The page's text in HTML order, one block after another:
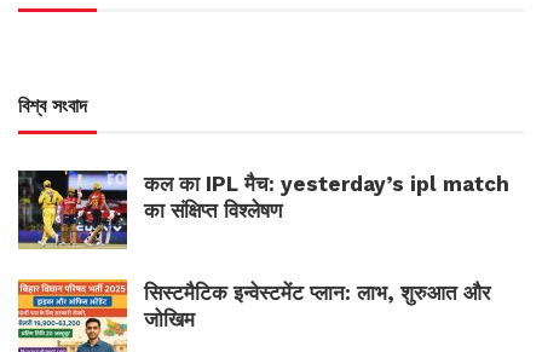
বিশ্ব সংবাদ
कल का IPL मैच: yesterday’s ipl match
का संक्षिप्त विश्लेषण
सिस्टमैटिक इन्वेस्टमेंट प्लान: लाभ, शुरुआत और
जोखिम